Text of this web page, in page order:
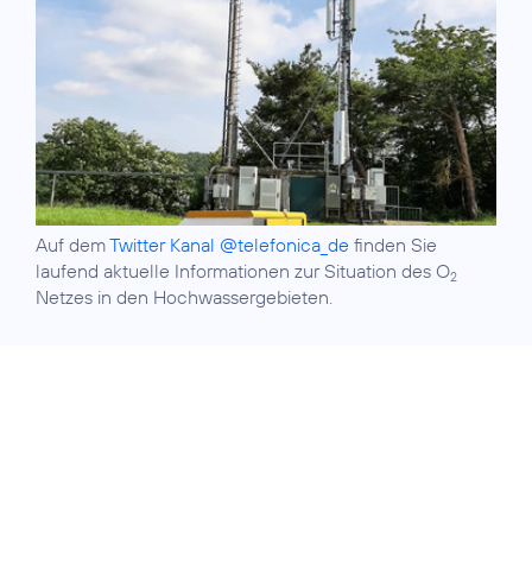
Auf demTwitter Kanal @telefonica_de finden Sie
laufend aktuelle Informationen zur Situation des O2
Netzes in den Hochwassergebieten.